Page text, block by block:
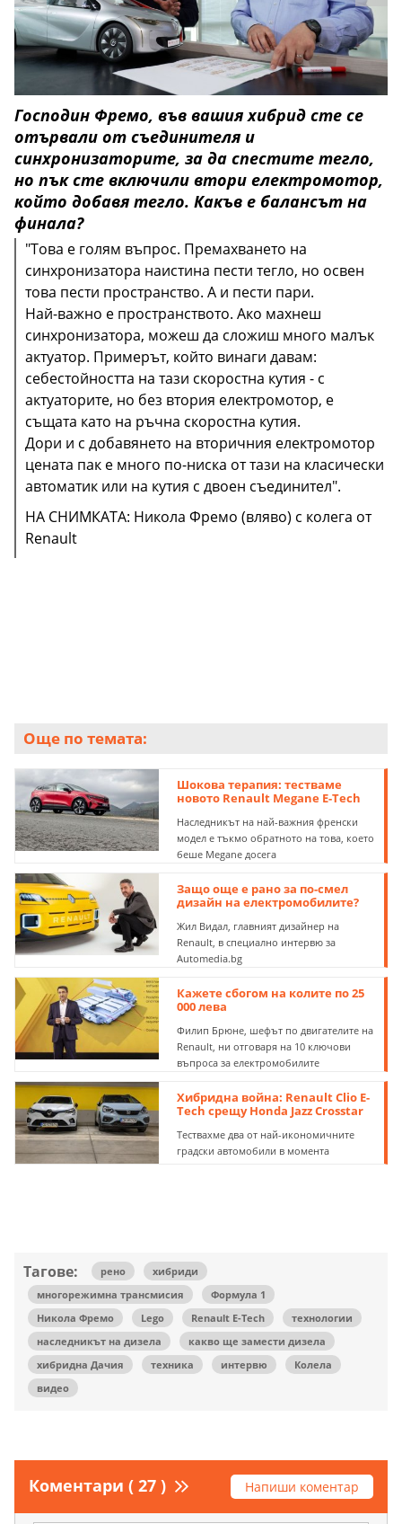
Господин Фремо, във вашия хибрид сте се
отървали от съединителя и
синхронизаторите, за да спестите тегло,
но пък сте включили втори електромотор,
който добавя тегло. Какъв е балансът на
финала?
"Това е голям въпрос. Премахването на
синхронизатора наистина пести тегло, но освен
това пести пространство. А и пести пари.
Най-важно е пространството. Ако махнеш
синхронизатора, можеш да сложиш много малък
актуатор. Примерът, който винаги давам:
себестойността на тази скоростна кутия - с
актуаторите, но без втория електромотор, е
същата като на ръчна скоростна кутия.
Дори и с добавянето на вторичния електромотор
цената пак е много по-ниска от тази на класически
автоматик или на кутия с двоен съединител".
НА СНИМКАТА: Никола Фремо (вляво) с колега от
Renault
НА СНИМКАТА: концептът Eolab отпреди 8 години -
една от междинните стъпки към днешните
серийни хибриди на Renault
Още по темата:
Шокова терапия: тестваме
новото Renault Megane E-Tech
Наследникът на най-важния френски
модел е тъкмо обратното на това, което
беше Megane досега
Защо още е рано за по-смел
дизайн на електромобилите?
Жил Видал, главният дизайнер на
Renault, в специално интервю за
Automedia.bg
Кажете сбогом на колите по 25
000 лева
Филип Брюне, шефът по двигателите на
Renault, ни отговаря на 10 ключови
въпроса за електромобилите
Хибридна война: Renault Clio E-
Tech срещу Honda Jazz Crosstar
Тествахме два от най-икономичните
градски автомобили в момента
Тагове: рено
хибриди
многорежимна трансмисия
Формула 1
Никола Фремо
Lego Renault E-Tech
технологии
наследникът на дизела
какво ще замести дизела
хибридна Дачия
техника интервю
Колела
видео
Коментари ( 27 ) Напиши коментар